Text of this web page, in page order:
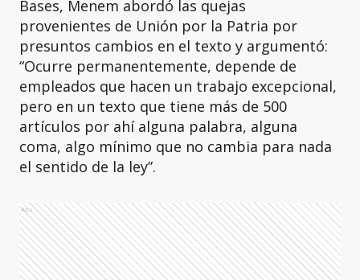
Bases, Menem abordó las quejas
provenientes de Unión por la Patria por
presuntos cambios en el texto y argumentó:
“Ocurre permanentemente, depende de
empleados que hacen un trabajo excepcional,
pero en un texto que tiene más de 500
artículos por ahí alguna palabra, alguna
coma, algo mínimo que no cambia para nada
el sentido de la ley”.
Ads